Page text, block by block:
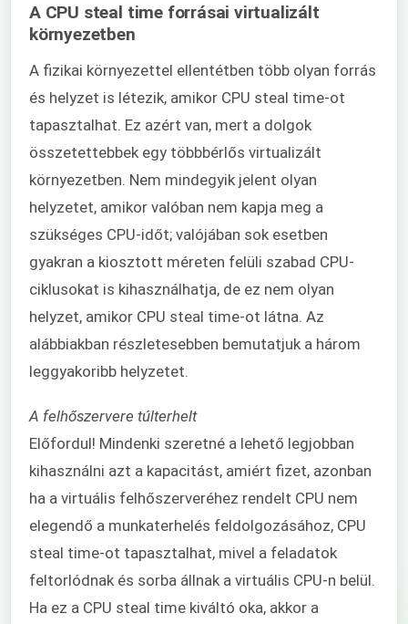
A CPU steal time forrásai virtualizált
környezetben
A fizikai környezettel ellentétben több olyan forrás
és helyzet is létezik, amikor CPU steal time-ot
tapasztalhat. Ez azért van, mert a dolgok
összetettebbek egy többbérlős virtualizált
környezetben. Nem mindegyik jelent olyan
helyzetet, amikor valóban nem kapja meg a
szükséges CPU-időt; valójában sok esetben
gyakran a kiosztott méreten felüli szabad CPU-
ciklusokat is kihasználhatja, de ez nem olyan
helyzet, amikor CPU steal time-ot látna. Az
alábbiakban részletesebben bemutatjuk a három
leggyakoribb helyzetet.
A felhőszervere túlterhelt
Előfordul! Mindenki szeretné a lehető legjobban
kihasználni azt a kapacitást, amiért fizet, azonban
ha a virtuális felhőszerveréhez rendelt CPU nem
elegendő a munkaterhelés feldolgozásához, CPU
steal time-ot tapasztalhat, mivel a feladatok
feltorlódnak és sorba állnak a virtuális CPU-n belül.
Ha ez a CPU steal time kiváltó oka, akkor a